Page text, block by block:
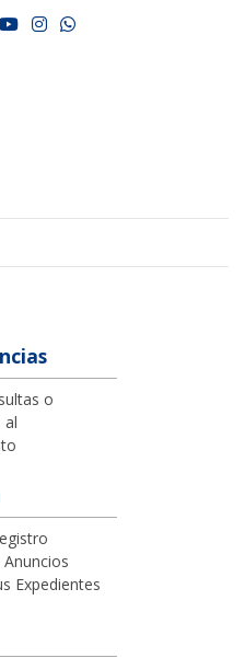
youtube
instagram
whatsapp
o
al
Expedientes